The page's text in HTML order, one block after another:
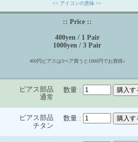
<< アイコンの意味 >>
:: Price ::
400yen / 1 Pair
1000yen / 3 Pair
400円ピアスは3ペア買うと1000円でお買得♪
ピアス部品
通常
数量 :
ピアス部品
チタン
数量 :